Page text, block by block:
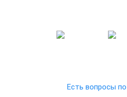
Есть вопросы